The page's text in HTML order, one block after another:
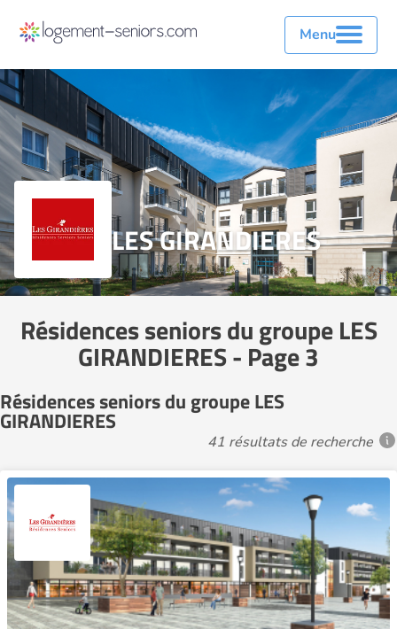
Menu
LES GIRANDIERES
Résidences seniors du groupe LES
GIRANDIERES - Page 3
Résidences seniors du groupe LES
GIRANDIERES
41 résultats de recherche